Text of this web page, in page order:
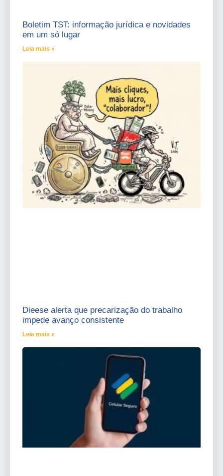
Boletim TST: informação jurídica e novidades
em um só lugar
Leia mais »
Dieese alerta que precarização do trabalho
impede avanço consistente
Leia mais »